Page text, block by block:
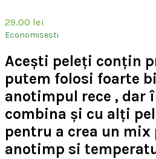
29.00 lei
Economisesti
Acești peleți conțin
putem folosi foarte
anotimpul rece , dar
combina și cu alți
pentru a crea un
anotimp si